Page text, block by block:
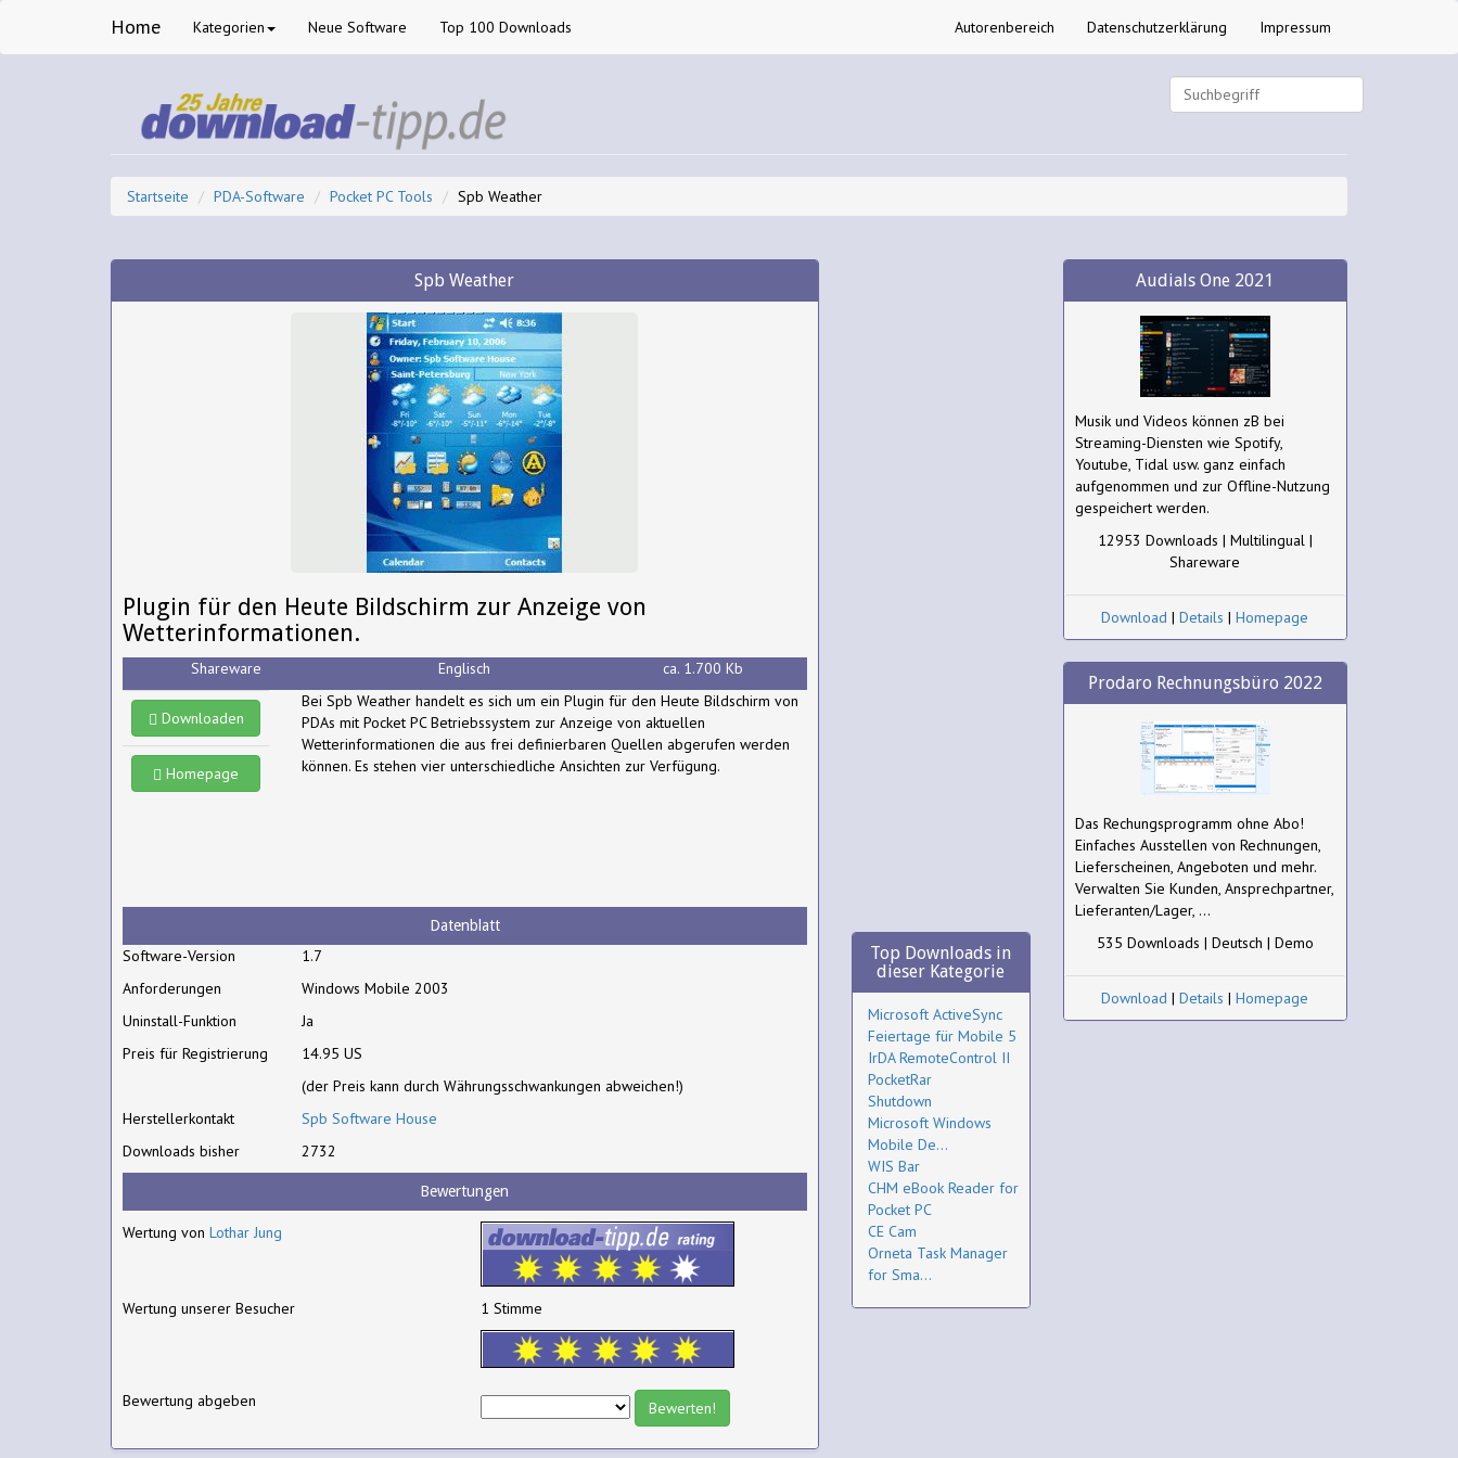
Home Kategorien Neue Software Top 100 Downloads Autorenbereich Datenschutzerklärung Impressum
Startseite PDA-Software Pocket PC Tools Spb Weather
Spb Weather
Plugin für den Heute Bildschirm zur Anzeige von
Wetterinformationen.
Shareware Englisch ca. 1.700 Kb
Downloaden
Homepage
Bei Spb Weather handelt es sich um ein Plugin für den Heute Bildschirm von
PDAs mit Pocket PC Betriebssystem zur Anzeige von aktuellen
Wetterinformationen die aus frei definierbaren Quellen abgerufen werden
können. Es stehen vier unterschiedliche Ansichten zur Verfügung.
Datenblatt
Software-Version
1.7
Anforderungen
Windows Mobile 2003
Uninstall-Funktion
Ja
Preis für Registrierung
14.95 US
(der Preis kann durch Währungsschwankungen abweichen!)
Herstellerkontakt
Spb Software House
Downloads bisher
2732
Bewertungen
Wertung von Lothar Jung
Wertung unserer Besucher 1 Stimme
Bewertung abgeben
Top Downloads in
dieser Kategorie
Microsoft ActiveSync
Feiertage für Mobile 5
IrDA RemoteControl II
PocketRar
Shutdown
Microsoft Windows
Mobile De...
WIS Bar
CHM eBook Reader for
Pocket PC
CE Cam
Orneta Task Manager
for Sma...
Audials One 2021
Musik und Videos können zB bei
Streaming-Diensten wie Spotify,
Youtube, Tidal usw. ganz einfach
aufgenommen und zur Offline-Nutzung
gespeichert werden.
12953 Downloads | Multilingual |
Shareware
Download |Details |Homepage
Prodaro Rechnungsbüro 2022
Das Rechungsprogramm ohne Abo!
Einfaches Ausstellen von Rechnungen,
Lieferscheinen, Angeboten und mehr.
Verwalten Sie Kunden, Ansprechpartner,
Lieferanten/Lager, ...
535 Downloads | Deutsch | Demo
Download |Details |Homepage